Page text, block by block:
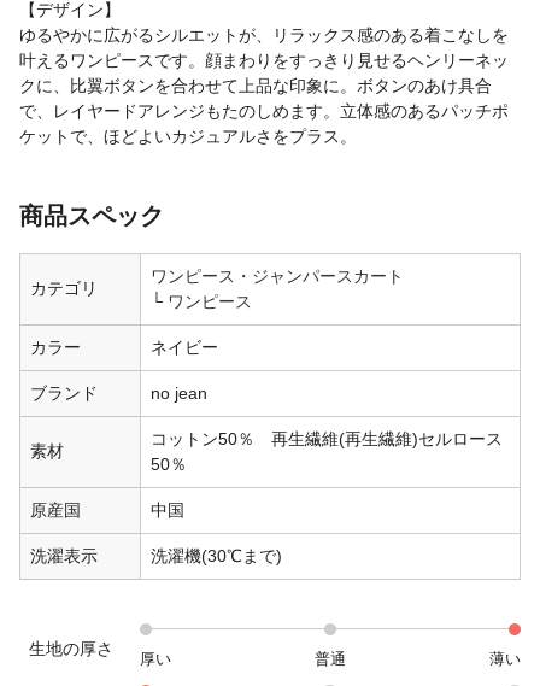
【デザイン】
ゆるやかに広がるシルエットが、リラックス感のある着こなしを
叶えるワンピースです。顔まわりをすっきり見せるヘンリーネッ
クに、比翼ボタンを合わせて上品な印象に。ボタンのあけ具合
で、レイヤードアレンジもたのしめます。立体感のあるパッチポ
ケットで、ほどよいカジュアルさをプラス。
商品スペック
カテゴリ
ワンピース・ジャンパースカート
ワンピース
カラー ネイビー
ブランド no jean
素材
コットン50％ 再生繊維(再生繊維)セルロース
50％
原産国 中国
洗濯表示 洗濯機(30℃まで)
生地の厚さ
厚い 普通 薄い